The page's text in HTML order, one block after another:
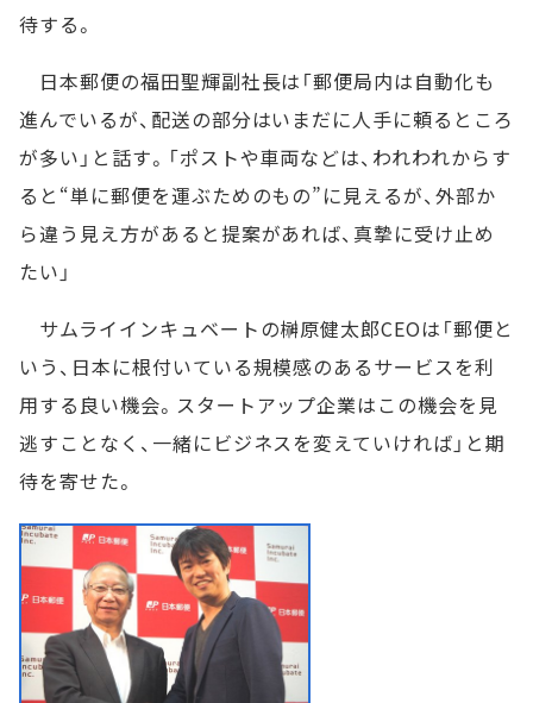
待する。
日本郵便の福田聖輝副社長は「郵便局内は自動化も
進んでいるが、配送の部分はいまだに人手に頼るところ
が多い」と話す。「ポストや車両などは、われわれからす
ると“単に郵便を運ぶためのもの”に見えるが、外部か
ら違う見え方があると提案があれば、真摯に受け止め
たい」
サムライインキュベートの榊原健太郎CEOは「郵便と
いう、日本に根付いている規模感のあるサービスを利
用する良い機会。スタートアップ企業はこの機会を見
逃すことなく、一緒にビジネスを変えていければ」と期
待を寄せた。